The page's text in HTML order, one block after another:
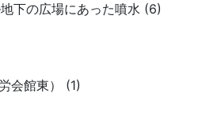
下の広場にあった噴水 (6)
会館東） (1)